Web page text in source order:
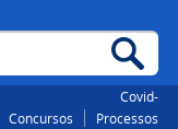
Covid-
Concursos
Processos